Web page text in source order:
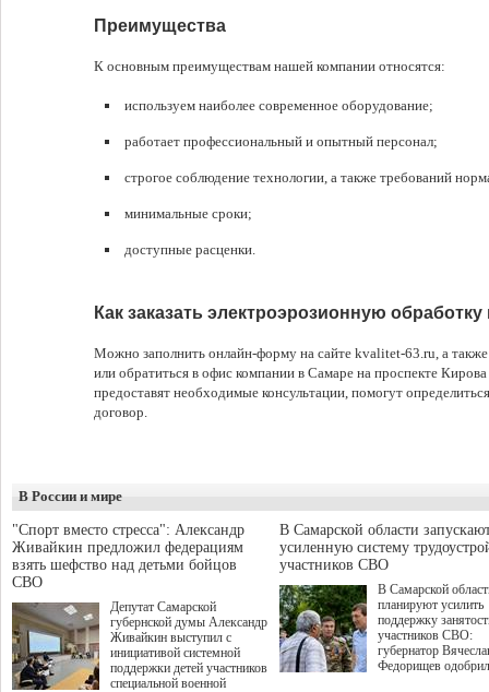
Преимущества
К основным преимуществам нашей компании относятся:
используем наиболее современное оборудование;
работает профессиональный и опытный персонал;
строгое соблюдение технологии, а также требований
минимальные сроки;
доступные расценки.
Как заказать электроэрозионную
Можно заполнить онлайн-форму на сайте kvalitet-63.ru, а
или обратиться в офис компании в Самаре на проспекте
предоставят необходимые консультации, помогут
договор.
В России и мире
"Спорт вместо стресса": Александр
Живайкин предложил федерациям
взять шефство над детьми бойцов
СВО
Депутат Самарской
губернской думы Александр
Живайкин выступил с
инициативой системной
поддержки детей участников
специальной военной
В Самарской области
усиленную систему
участников СВО
В Самарской
планируют усилить
поддержку
участников СВО:
губернатор
Федорищев